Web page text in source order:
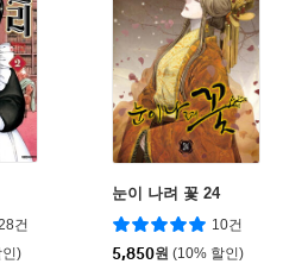
건
)
눈이 나려 꽃 24
10건
5,850원 (10% 할인)